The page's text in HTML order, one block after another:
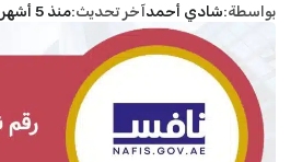
بواسطة شادي أحمدآخر تحديث منذ 5 أشهر